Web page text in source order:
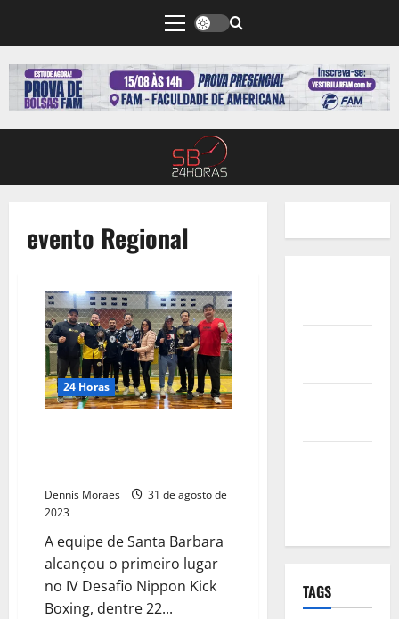
evento Regional
24 Horas
Dennis Moraes
31 de agosto de
2023
A equipe de Santa Barbara
alcançou o primeiro lugar
no IV Desafio Nippon Kick
Boxing, dentre 22...
TAGS